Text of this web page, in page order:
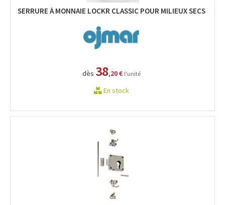
SERRURE À MONNAIE LOCKR CLASSIC POUR MILIEUX SECS
dès 38,20 € l'unité
En stock